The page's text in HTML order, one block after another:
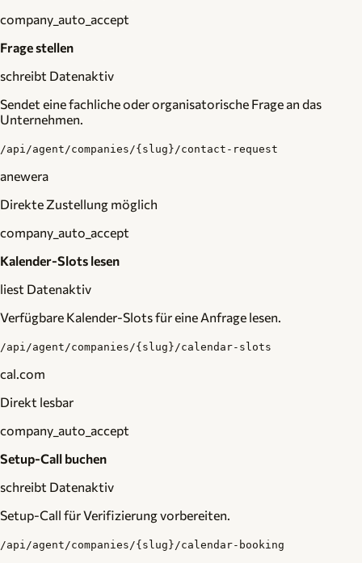
company_auto_accept
Frage stellen
schreibt Datenaktiv
Sendet eine fachliche oder organisatorische Frage an das
Unternehmen.
/api/agent/companies/{slug}/contact-request
anewera
Direkte Zustellung möglich
company_auto_accept
Kalender-Slots lesen
liest Datenaktiv
Verfügbare Kalender-Slots für eine Anfrage lesen.
/api/agent/companies/{slug}/calendar-slots
cal.com
Direkt lesbar
company_auto_accept
Setup-Call buchen
schreibt Datenaktiv
Setup-Call für Verifizierung vorbereiten.
/api/agent/companies/{slug}/calendar-booking